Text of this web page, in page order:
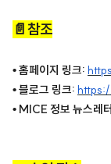
📄참조
• 홈페이지 링크:
• 블로그 링크:
• MICE 정보 뉴스레